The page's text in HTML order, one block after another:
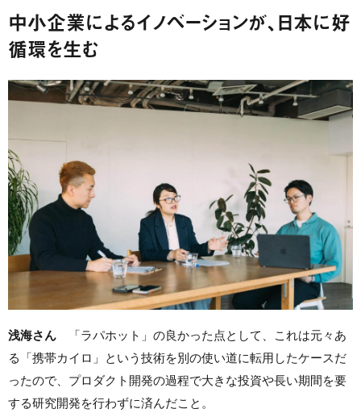
中小企業によるイノベーションが、日本に好
循環を生む
浅海さん
「ラパホット」の良かった点として、これは元々あ
る「携帯カイロ」という技術を別の使い道に転用したケースだ
ったので、プロダクト開発の過程で大きな投資や長い期間を要
する研究開発を行わずに済んだこと。